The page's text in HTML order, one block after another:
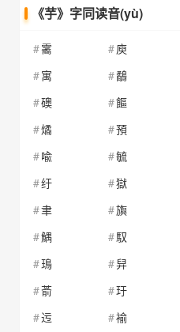
《芋》字同读音(yù)
霱 庾
寓
鷸
礇
饇
燏
預
喩
毓
纡
獄
聿
旟
鰅
馭
鳿
舁
萮
玗
迃
褕